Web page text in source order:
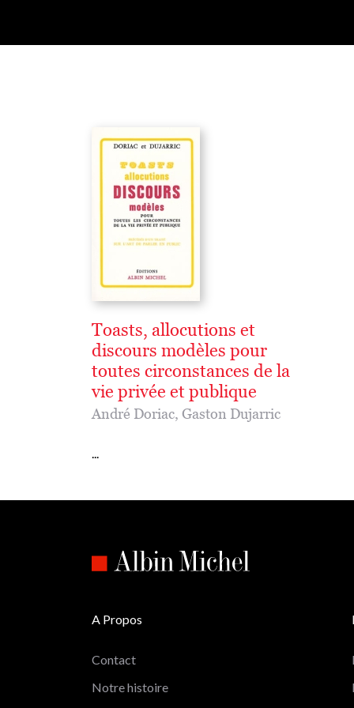
Toasts, allocutions et
discours modèles pour
toutes circonstances de la
vie privée et publique
André Doriac, Gaston Dujarric
...
A Propos
Contact
Notre histoire